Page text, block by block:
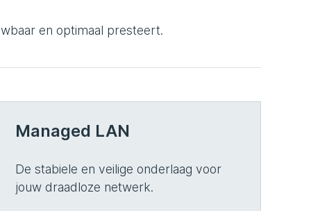
en optimaal presteert.
Managed LAN
De stabiele en veilige onderlaag voor
jouw draadloze netwerk.